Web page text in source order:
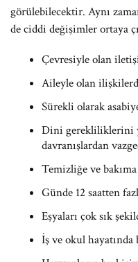
görülebilecektir. Aynı
de ciddi değişimler ortaya
Çevresiyle olan
Aileyle olan
Sürekli olarak
Dini gerekliliklerini
davranışlardan
Temizliğe ve
Günde 12 saatten
Eşyaları çok sık
İş ve okul hayatında